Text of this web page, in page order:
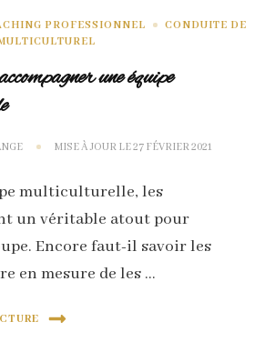
PROFESSIONNEL
CONDUITE DE
une équipe
MISE À JOUR LE27 FÉVRIER 2021
multiculturelle, les
un véritable atout pour
Encore faut-il savoir les
en mesure de les …